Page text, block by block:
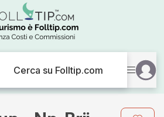
Cerca su Folltip.com